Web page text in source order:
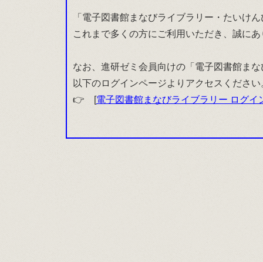
「電子図書館まなびライブラリー・たいけ
これまで多くの方にご利用いただき、誠に
なお、進研ゼミ会員向けの「電子図書館ま
以下のログインページよりアクセスください
👉 [電子図書館まなびライブラリー ログイ